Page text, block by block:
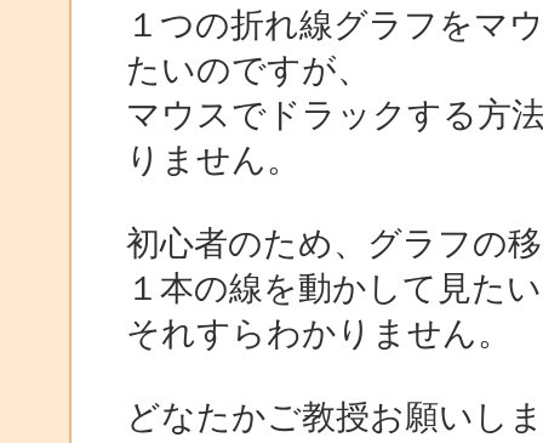
１つの折れ線グラフをマ
たいのですが、
マウスでドラックする方
りません。
初心者のため、グラフの
１本の線を動かして見た
それすらわかりません。
どなたかご教授お願いし